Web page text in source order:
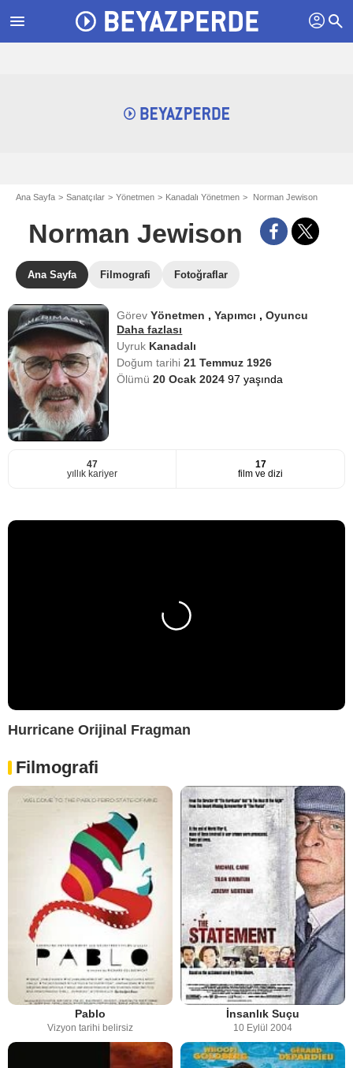
menu profil search
Ana Sayfa Sanatçılar Yönetmen Kanadalı Yönetmen Norman Jewison
Norman Jewison
Ana Sayfa Filmografi Fotoğraflar
GörevYönetmen ,Yapımcı ,Oyuncu
Daha fazlası
Uyruk Kanadalı
Doğum tarihi21 Temmuz 1926
Ölümü20 Ocak 202497 yaşında
47
yıllık kariyer
17
film ve dizi
Hurricane Orijinal Fragman
Filmografi
Pablo
Vizyon tarihi belirsiz
İnsanlık Suçu
10 Eylül 2004